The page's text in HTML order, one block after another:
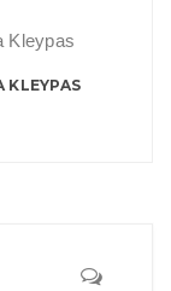
KLEYPAS